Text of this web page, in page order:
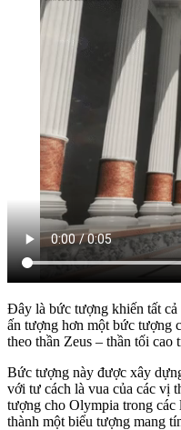
Đây là bức tượng khiến tất
ấn tượng hơn một bức tượng
theo thần Zeus – thần tối cao
Bức tượng này được xây
với tư cách là vua của các vị
tượng cho Olympia trong
thành một biểu tượng mang